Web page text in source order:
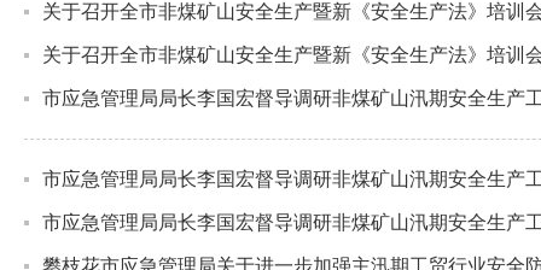
关于召开全市非煤矿山安全生产暨新《安全生产法》培训
关于召开全市非煤矿山安全生产暨新《安全生产法》培训
市应急管理局局长李国宏督导调研非煤矿山汛期安全生产
市应急管理局局长李国宏督导调研非煤矿山汛期安全生产
市应急管理局局长李国宏督导调研非煤矿山汛期安全生产
攀枝花市应急管理局关于进一步加强主汛期工贸行业安全